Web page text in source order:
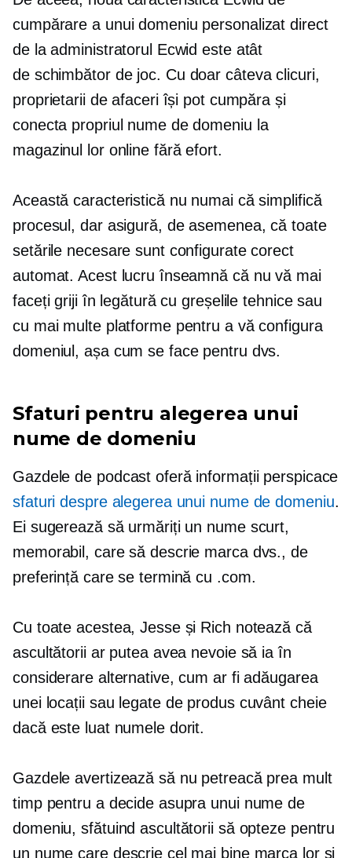
cumpărare a unui domeniu personalizat direct
de la administratorul Ecwid este atât
de schimbător de joc. Cu doar câteva clicuri,
proprietarii de afaceri își pot cumpăra și
conecta propriul nume de domeniu la
magazinul lor online fără efort.
Această caracteristică nu numai că simplifică
procesul, dar asigură, de asemenea, că toate
setările necesare sunt configurate corect
automat. Acest lucru înseamnă că nu vă mai
faceți griji în legătură cu greșelile tehnice sau
cu mai multe platforme pentru a vă configura
domeniul, așa cum se face pentru dvs.
Sfaturi pentru alegerea unui
nume de domeniu
Gazdele de podcast oferă informații perspicace
sfaturi despre alegerea unui nume de domeniu.
Ei sugerează să urmăriți un nume scurt,
memorabil, care să descrie marca dvs., de
preferință care se termină cu .com.
Cu toate acestea, Jesse și Rich notează că
ascultătorii ar putea avea nevoie să ia în
considerare alternative, cum ar fi adăugarea
unei locații sau legate de produscuvânt cheie
dacă este luat numele dorit.
Gazdele avertizează să nu petreacă prea mult
timp pentru a decide asupra unui nume de
domeniu, sfătuind ascultătorii să opteze pentru
un nume care descrie cel mai bine marca lor și